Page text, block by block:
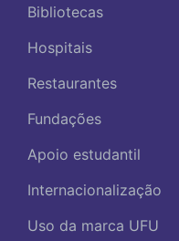
Bibliotecas
Hospitais
Restaurantes
Fundações
Apoio estudantil
Internacionalização
Uso da marca UFU